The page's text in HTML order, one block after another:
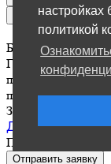
настройках
политикой
Буровые долота
Геологоразведка/
промышленность/
промышленность/
З-42
Долото PDC D-
По зап
Отправить заявку